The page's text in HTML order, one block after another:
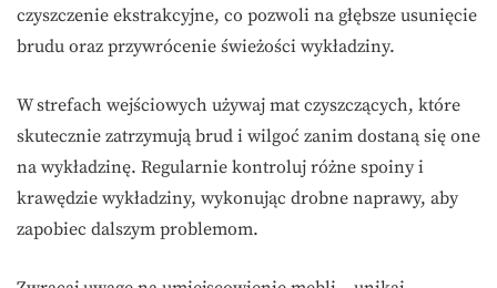
czyszczenie ekstrakcyjne, co pozwoli na głębsze usunięcie
brudu oraz przywrócenie świeżości wykładziny.
W strefach wejściowych używaj mat czyszczących, które
skutecznie zatrzymują brud i wilgoć zanim dostaną się one
na wykładzinę. Regularnie kontroluj różne spoiny i
krawędzie wykładziny, wykonując drobne naprawy, aby
zapobiec dalszym problemom.